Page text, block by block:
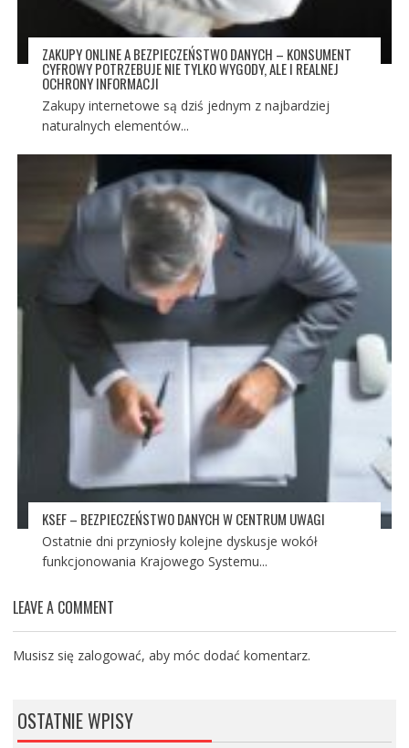
ZAKUPY ONLINE A BEZPIECZEŃSTWO DANYCH – KONSUMENT
CYFROWY POTRZEBUJE NIE TYLKO WYGODY, ALE I REALNEJ
OCHRONY INFORMACJI
Zakupy internetowe są dziś jednym z najbardziej
naturalnych elementów...
KSEF – BEZPIECZEŃSTWO DANYCH W CENTRUM UWAGI
Ostatnie dni przyniosły kolejne dyskusje wokół
funkcjonowania Krajowego Systemu...
LEAVE A COMMENT
Musisz się zalogować, aby móc dodać komentarz.
OSTATNIE WPISY